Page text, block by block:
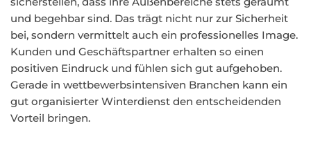
und begehbar sind. Das trägt nicht nur zur Sicherheit
bei, sondern vermittelt auch ein professionelles Image.
Kunden und Geschäftspartner erhalten so einen
positiven Eindruck und fühlen sich gut aufgehoben.
Gerade in wettbewerbsintensiven Branchen kann ein
gut organisierter Winterdienst den entscheidenden
Vorteil bringen.